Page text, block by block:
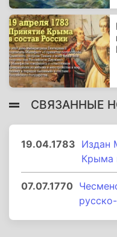
СВЯЗАННЫЕ
19.04.1783 Издан
Крыма
07.07.1770